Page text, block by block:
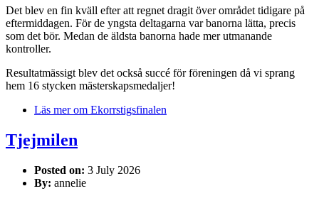
Det blev en fin kväll efter att regnet dragit över området tidigare på
eftermiddagen. För de yngsta deltagarna var banorna lätta, precis
som det bör. Medan de äldsta banorna hade mer utmanande
kontroller.
Resultatmässigt blev det också succé för föreningen då vi sprang
hem 16 stycken mästerskapsmedaljer!
Läs merom Ekorrstigsfinalen
Tjejmilen
Posted on: 3 July 2026
By: annelie